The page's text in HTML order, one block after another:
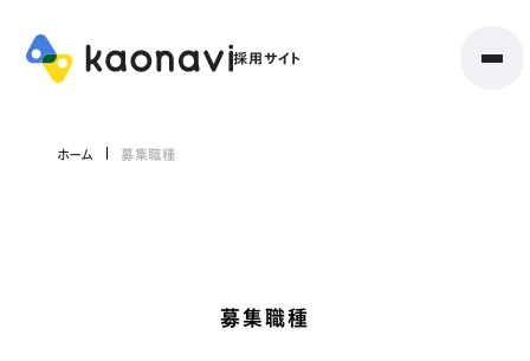
ホーム 募集職種
募集職種